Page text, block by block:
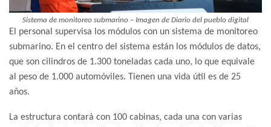
Sistema de monitoreo submarino – Imagen de Diario del pueblo digital
El personal supervisa los módulos con un sistema de monitoreo
submarino. En el centro del sistema están los módulos de datos,
que son cilindros de 1.300 toneladas cada uno, lo que equivale
al peso de 1.000 automóviles. Tienen una vida útil es de 25
años.
La estructura contará con 100 cabinas, cada una con varias